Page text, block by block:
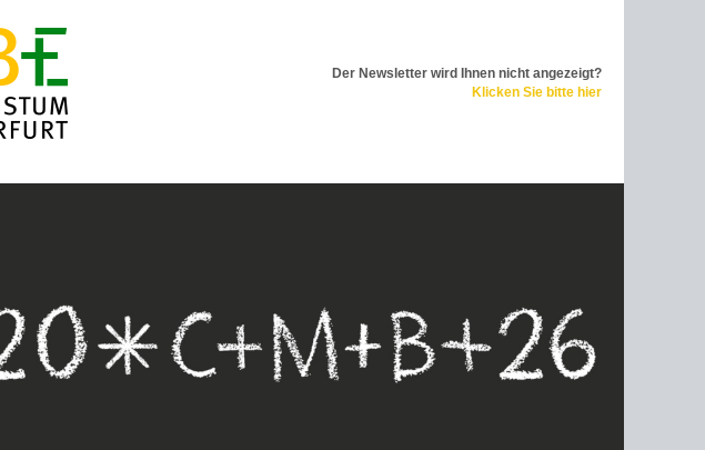
Der Newsletter wird Ihnen nicht angezeigt?
Klicken Sie bitte hier